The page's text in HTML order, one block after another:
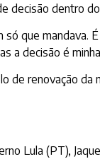
dentro
que
decisão é
renovação
Lula (PT),